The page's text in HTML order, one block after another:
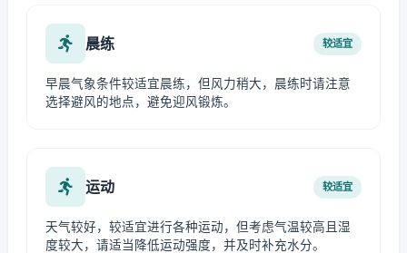
晨练 较适宜
早晨气象条件较适宜晨练，但风力稍大，晨练时请注意
选择避风的地点，避免迎风锻炼。
运动 较适宜
天气较好，较适宜进行各种运动，但考虑气温较高且湿
度较大，请适当降低运动强度，并及时补充水分。